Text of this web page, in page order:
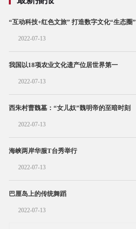
“互动科技+红色文旅” 打造数字文化“生态圈”
2022-07-13
我国以18项农业文化遗产位居世界第一
2022-07-13
西朱村曹魏墓：“女儿奴”魏明帝的至暗时刻
2022-07-13
海峡两岸华服T台秀举行
2022-07-13
巴厘岛上的传统舞蹈
2022-07-13